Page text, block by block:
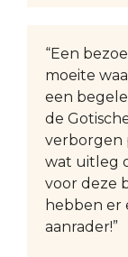
“Een
moeite
een
de
verborgen
wat uitleg
voor deze
hebben er
aanrader!”